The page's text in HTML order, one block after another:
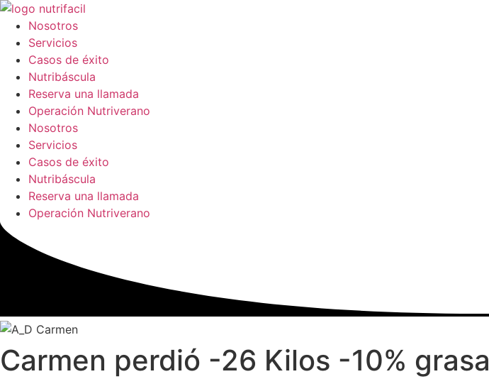
Ir
contenido
Nosotros
Servicios
Casos de éxito
Nutribáscula
Reserva una llamada
Operación Nutriverano
Nosotros
Servicios
Casos de éxito
Nutribáscula
Reserva una llamada
Operación Nutriverano
Carmen perdió -26 Kilos -10% grasa